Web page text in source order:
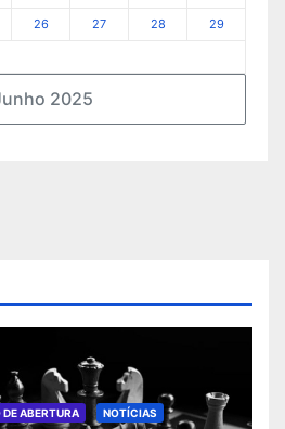
2025
26 27 28 29
ABERTURA
NOTÍCIAS